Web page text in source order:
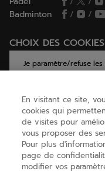
Badminton
/ /
CHOIX DES COOKIES
Je paramètre/refuse
AIDE
A PROPOS
En visitant ce site,
cookies qui
de visites pour
vous proposer des
Pour plus
page de
modifier vos